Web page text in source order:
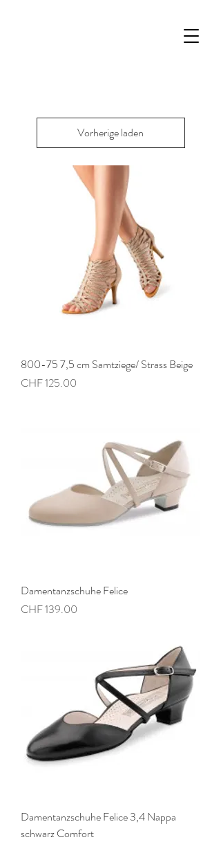
Vorherige laden
800-75 7,5 cm Samtziege/ Strass Beige
Preis
CHF 125.00
Damentanzschuhe Felice
Preis
CHF 139.00
Damentanzschuhe Felice 3,4 Nappa
schwarz Comfort